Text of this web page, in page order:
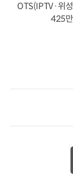
OTS(IPTV·위
425